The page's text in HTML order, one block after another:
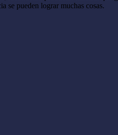
se pueden lograr muchas cosas.